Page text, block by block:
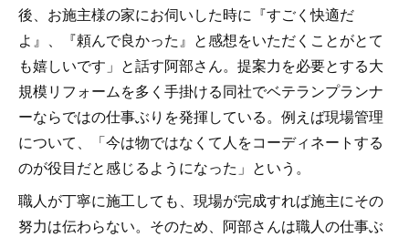
後、お施主様の家にお伺いした時に『すごく快適だ
よ』、『頼んで良かった』と感想をいただくことがとて
も嬉しいです」と話す阿部さん。提案力を必要とする大
規模リフォームを多く手掛ける同社でベテランプランナ
ーならではの仕事ぶりを発揮している。例えば現場管理
について、「今は物ではなくて人をコーディネートする
のが役目だと感じるようになった」という。
職人が丁寧に施工しても、現場が完成すれば施主にその
努力は伝わらない。そのため、阿部さんは職人の仕事ぶ